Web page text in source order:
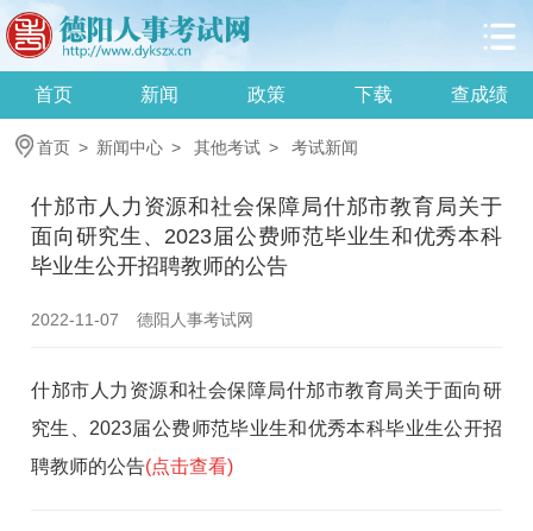
首页 新闻 政策 下载 查成绩
首页 > 新闻中心 > 其他考试 > 考试新闻
什邡市人力资源和社会保障局什邡市教育局关于
面向研究生、2023届公费师范毕业生和优秀本科
毕业生公开招聘教师的公告
2022-11-07 德阳人事考试网
什邡市人力资源和社会保障局什邡市教育局关于面向研
究生、2023届公费师范毕业生和优秀本科毕业生公开招
聘教师的公告(点击查看)